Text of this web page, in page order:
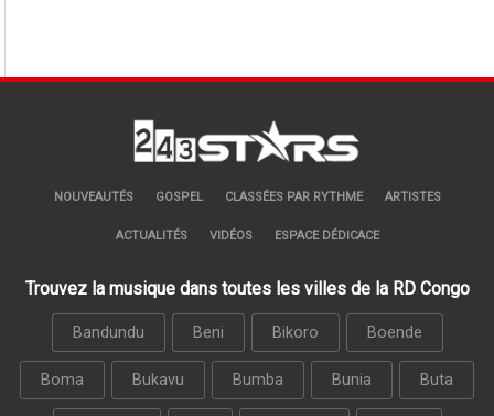
NOUVEAUTÉS GOSPEL CLASSÉES PAR RYTHME ARTISTES
ACTUALITÉS VIDÉOS ESPACE DÉDICACE
Trouvez la musique dans toutes les villes de la RD Congo
Bandundu Beni Bikoro Boende
Boma Bukavu Bumba Bunia Buta